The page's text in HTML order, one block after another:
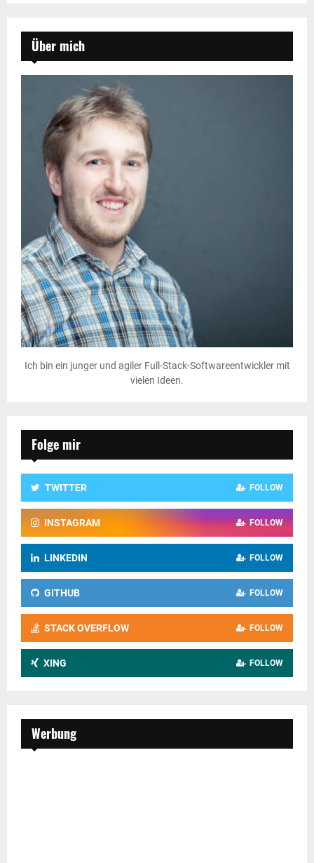
Über mich
Ich bin ein junger und agiler Full-Stack-Softwareentwickler mit
vielen Ideen.
Folge mir
TWITTER FOLLOW
INSTAGRAM FOLLOW
LINKEDIN FOLLOW
GITHUB FOLLOW
STACK OVERFLOW FOLLOW
XING FOLLOW
Werbung